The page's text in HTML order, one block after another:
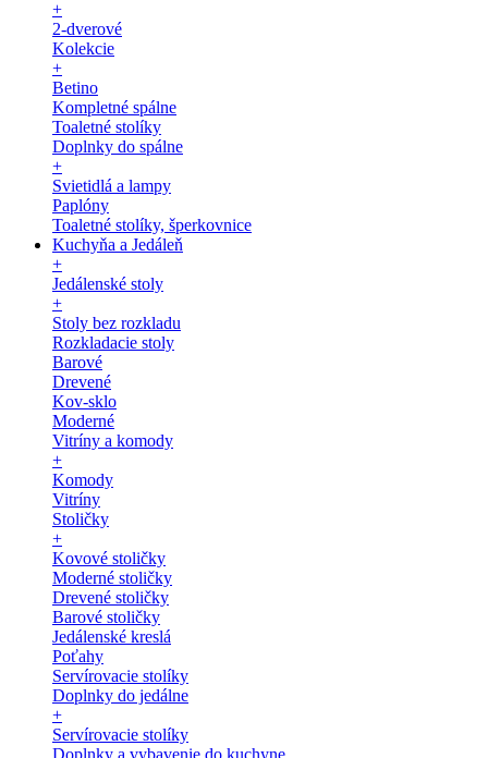
+
2-dverové
Kolekcie
+
Betino
Kompletné spálne
Toaletné stolíky
Doplnky do spálne
+
Svietidlá a lampy
Paplóny
Toaletné stolíky, šperkovnice
Kuchyňa a Jedáleň
+
Jedálenské stoly
+
Stoly bez rozkladu
Rozkladacie stoly
Barové
Drevené
Kov-sklo
Moderné
Vitríny a komody
+
Komody
Vitríny
Stoličky
+
Kovové stoličky
Moderné stoličky
Drevené stoličky
Barové stoličky
Jedálenské kreslá
Poťahy
Servírovacie stolíky
Doplnky do jedálne
+
Servírovacie stolíky
Doplnky a vybavenie do kuchyne